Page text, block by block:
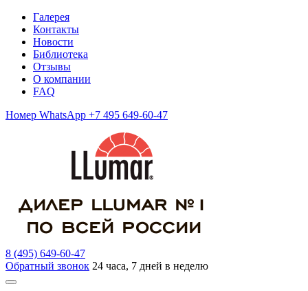
Галерея
Контакты
Новости
Библиотека
Отзывы
О компании
FAQ
Номер WhatsApp +7 495 649-60-47
8 (495) 649-60-47
Обратный звонок 24 часа, 7 дней в неделю